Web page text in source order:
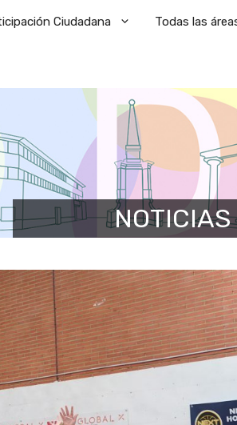
Ciudadana Todas las
NOTICIAS